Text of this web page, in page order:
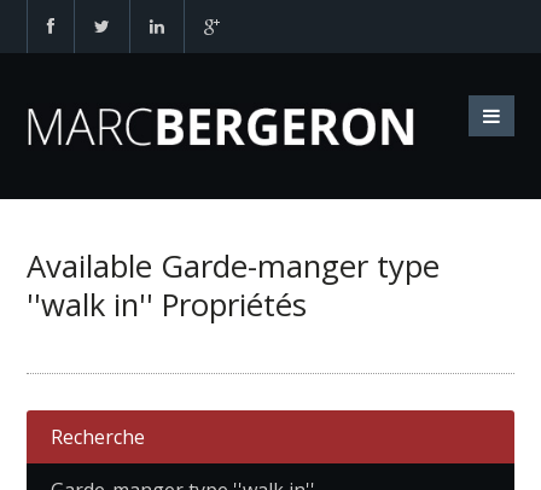
Available Garde-manger type
''walk in'' Propriétés
Recherche